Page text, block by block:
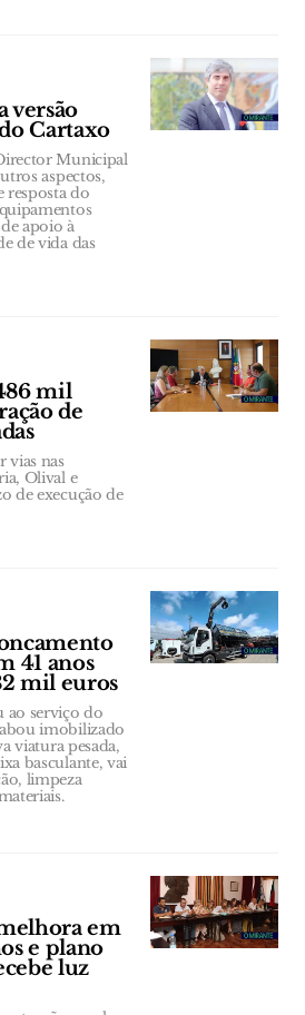
versão
Cartaxo
Municipal
aspectos,
resposta do
apoio à
de vida das
mil
de
vias nas
Olival e
de execução de
41 anos
mil euros
ao serviço do
imobilizado
viatura pesada,
basculante, vai
limpeza
em
e plano
luz